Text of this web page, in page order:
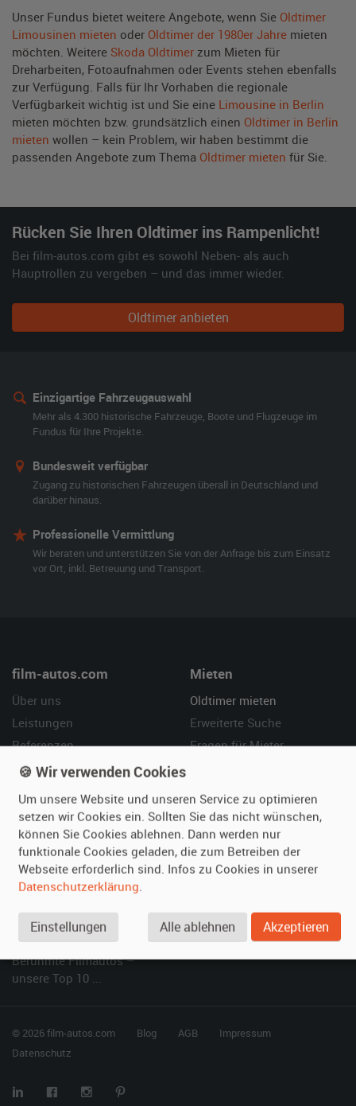
Unser Fundus bietet weitere Angebote, wenn Sie Oldtimer
Limousinen mieten oder Oldtimer der 1980er Jahre mieten
möchten. Weitere Skoda Oldtimer zum Mieten für
Dreharbeiten, Fotoaufnahmen oder Events stehen ebenfalls
zur Verfügung. Falls für Ihr Vorhaben die regionale
Verfügbarkeit wichtig ist und Sie eine Limousine in Berlin
mieten möchten bzw. grundsätzlich einen Oldtimer in Berlin
mieten wollen – kein Problem, wir haben bestimmt die
passenden Angebote zum Thema Oldtimer mieten für Sie.
Rücken Sie Ihren Oldtimer ins Rampenlicht!
Bei film-autos.com gibt es sowohl Neben- als auch
Hauptrollen zu vergeben – und das immer wieder.
Oldtimer anbieten
Einzigartige Fahrzeugauswahl
Mehr als 4.300 historische Fahrzeuge, Boote und Flugzeuge im
Fundus für Ihre Projekte.
Bundesweit verfügbar
Zugang zu historischen Fahrzeugen überall in Deutschland und
darüber hinaus.
Professionelle Vermittlung
Wir beraten und unterstützen Sie von der Anfrage bis zum Einsatz
vor Ort, inkl. Betreuung und Transport.
film-autos.com
Über uns
Leistungen
Referenzen
Kundenmeinungen
Mieten
Oldtimer mieten
Erweiterte Suche
Fragen für Mieter
Vermieten
Oldtimer anmelden
Fotos senden
Fragen für Vermieter
Hilfe
Häufige Fragen (FAQ)
So funktioniert's
SPECIAL
Berühmte Filmautos –
unsere Top 10 ...
© 2026 film-autos.com Blog AGB
Impressum
Datenschutz
🍪 Wir verwenden Cookies
Um unsere Website und unseren Service zu optimieren
setzen wir Cookies ein. Sollten Sie das nicht wünschen,
können Sie Cookies ablehnen. Dann werden nur
funktionale Cookies geladen, die zum Betreiben der
Webseite erforderlich sind. Infos zu Cookies in unserer
Datenschutzerklärung.
Einstellungen Alle ablehnen Akzeptieren